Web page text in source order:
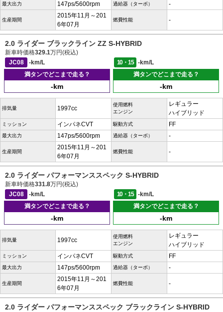
最大出力 147ps/5600rpm 過給器（ターボ） -
生産期間
2015年11月～201
6年07月
燃費性能 -
2.0 ライダー ブラックライン ZZ S-HYBRID
新車時価格329.1万円(税込)
JC08
-km/L 10・15
-km/L
満タンでどこまで走る？
-km
満タンでどこまで走る？
-km
排気量 1997cc
使用燃料
エンジン
レギュラー
ハイブリッド
ミッション インパネCVT 駆動方式 FF
最大出力 147ps/5600rpm 過給器（ターボ） -
生産期間
2015年11月～201
6年07月
燃費性能 -
2.0 ライダー パフォーマンススペック S-HYBRID
新車時価格331.8万円(税込)
JC08
-km/L 10・15
-km/L
満タンでどこまで走る？
-km
満タンでどこまで走る？
-km
排気量 1997cc
使用燃料
エンジン
レギュラー
ハイブリッド
ミッション インパネCVT 駆動方式 FF
最大出力 147ps/5600rpm 過給器（ターボ） -
生産期間
2015年11月～201
6年07月
燃費性能 -
2.0 ライダー パフォーマンススペック ブラックライン S-HYBRID